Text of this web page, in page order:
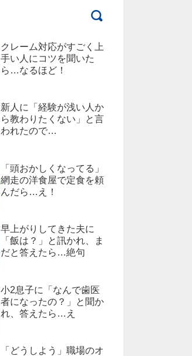
クレーム対応がすごく上
手い人にコツを聞いた
ら…なるほど！
新人に「経験が浅い人か
ら教わりたくない」と言
われたので…
「頭おかしくなってる」
網走の洋食屋で定食を頼
んだら…え！
早上がりしてきた夫に
「飯は？」と訊かれ、ま
だと答えたら…絶句
小2息子に「なんで歯医
者になったの？」と聞か
れ、答えたら…え
「どうしよう」職場のオ